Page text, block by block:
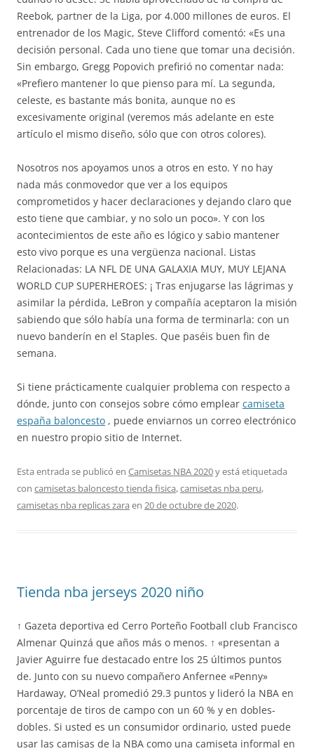
Reebok, partner de la Liga, por 4.000 millones de euros. El
entrenador de los Magic, Steve Clifford comentó: «Es una
decisión personal. Cada uno tiene que tomar una decisión.
Sin embargo, Gregg Popovich prefirió no comentar nada:
«Prefiero mantener lo que pienso para mí. La segunda,
celeste, es bastante más bonita, aunque no es
excesivamente original (veremos más adelante en este
artículo el mismo diseño, sólo que con otros colores).
Nosotros nos apoyamos unos a otros en esto. Y no hay
nada más conmovedor que ver a los equipos
comprometidos y hacer declaraciones y dejando claro que
esto tiene que cambiar, y no solo un poco». Y con los
acontecimientos de este año es lógico y sabio mantener
esto vivo porque es una vergüenza nacional. Listas
Relacionadas: LA NFL DE UNA GALAXIA MUY, MUY LEJANA
WORLD CUP SUPERHEROES: ¡ Tras enjugarse las lágrimas y
asimilar la pérdida, LeBron y compañía aceptaron la misión
sabiendo que sólo había una forma de terminarla: con un
nuevo banderín en el Staples. Que paséis buen fin de
semana.
Si tiene prácticamente cualquier problema con respecto a
dónde, junto con consejos sobre cómo emplear camiseta
españa baloncesto , puede enviarnos un correo electrónico
en nuestro propio sitio de Internet.
Esta entrada se publicó en Camisetas NBA 2020y está etiquetada
con camisetas baloncesto tienda fisica,camisetas nba peru,
camisetas nba replicas zara en 20 de octubre de 2020.
Tienda nba jerseys 2020 niño
↑ Gazeta deportiva ed Cerro Porteño Football club Francisco
Almenar Quinzá que años más o menos. ↑ «presentan a
Javier Aguirre fue destacado entre los 25 últimos puntos
de. Junto con su nuevo compañero Anfernee «Penny»
Hardaway, O’Neal promedió 29.3 puntos y lideró la NBA en
porcentaje de tiros de campo con un 60 % y en dobles-
dobles. Si usted es un consumidor ordinario, usted puede
usar las camisas de la NBA como una camiseta informal en